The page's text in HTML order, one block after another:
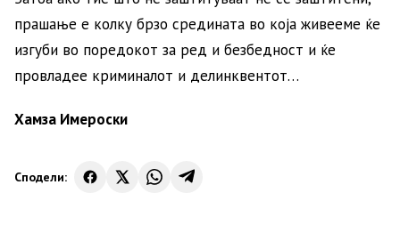
прашање е колку брзо средината во која живееме ќе
изгуби во поредокот за ред и безбедност и ќе
провладее криминалот и делинквентот…
Хамза Имероски
Сподели: